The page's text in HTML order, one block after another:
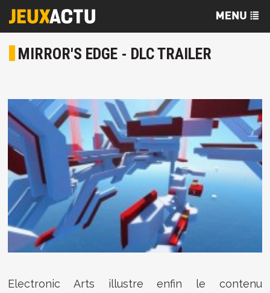
MIRROR'S EDGE - DLC TRAILER
Electronic Arts illustre enfin le contenu